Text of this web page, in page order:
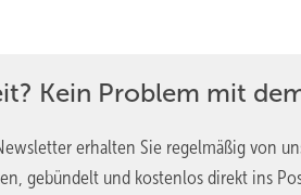
Gemeindeöffnungsklausel als
eine Chance für die
für das Gelingen
Kein Problem mit
erhalten Sie regelmäßig von
gebündelt und kostenlos direkt ins